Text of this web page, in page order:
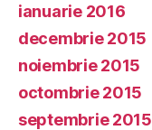
ianuarie 2016
decembrie 2015
noiembrie 2015
octombrie 2015
septembrie 2015